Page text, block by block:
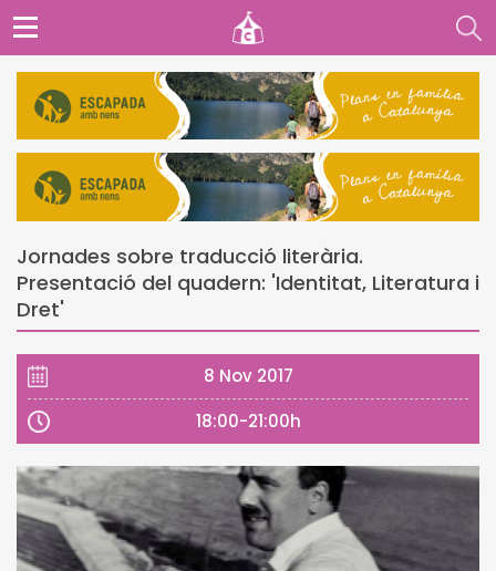
Jornades sobre traducció literària.
Presentació del quadern: 'Identitat, Literatura i
Dret'
8 Nov 2017
18:00-21:00h